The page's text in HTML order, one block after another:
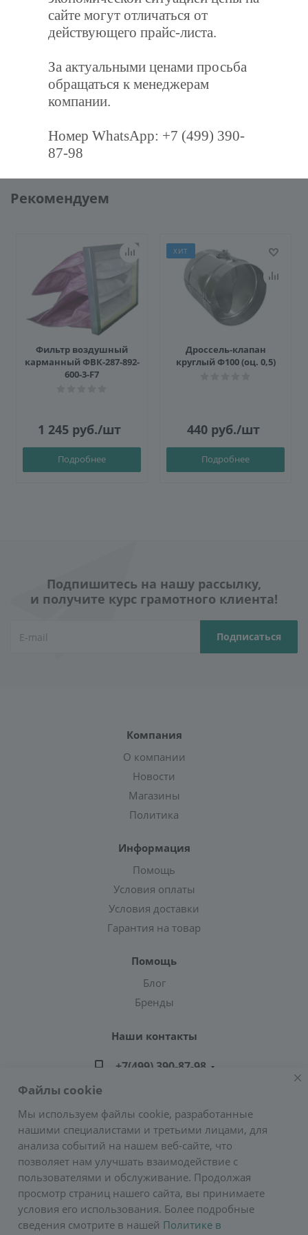
Отзывы
Задать вопрос
Рекомендуем
Фильтр воздушный
карманный ФВК-287-892-
600-3-F7
1 245 руб./шт
Подробнее
ХИТ
Дроссель-клапан
круглый Ф100 (оц. 0,5)
440руб./шт
Подробнее
Подпишитесь на нашу рассылку,
и получите курс грамотного клиента!
Компания
О компании
Новости
Магазины
Политика
Информация
Помощь
Условия оплаты
Условия доставки
Гарантия на товар
Помощь
Блог
Бренды
Наши контакты
+7(499) 390-87-98
Адрес: г. Москва, ул. Подольских Курсантов,
д.3, стр.2 (метро Пражская)
E-mail:zakaz@greencond.ru
сайте могут отличаться от
действующего прайс-листа.
За актуальными ценами просьба
обращаться к менеджерам
компании.
Номер WhatsApp: +7 (499) 390-
87-98
Файлы cookie
Мы используем файлы cookie, разработанные
нашими специалистами и третьими лицами, для
анализа событий на нашем веб-сайте, что
позволяет нам улучшать взаимодействие с
пользователями и обслуживание. Продолжая
просмотр страниц нашего сайта, вы принимаете
условия его использования. Более подробные
сведения смотрите в нашей Политике в